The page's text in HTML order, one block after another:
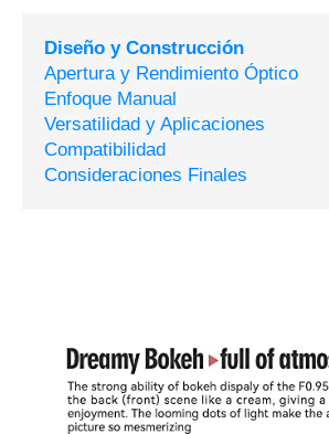
Diseño y Construcción
Apertura y Rendimiento Óptico
Enfoque Manual
Versatilidad y Aplicaciones
Compatibilidad
Consideraciones Finales